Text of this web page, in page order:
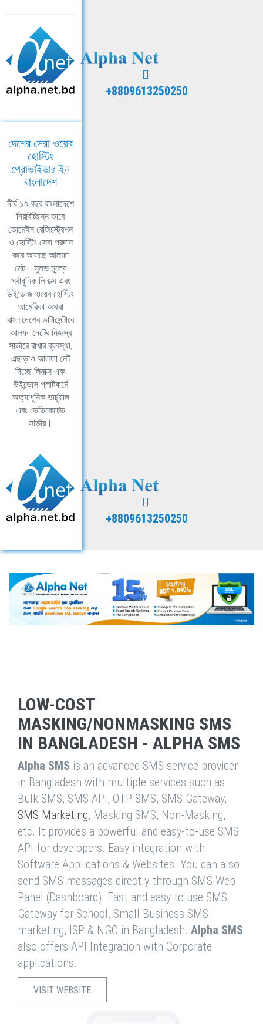
+8809613250250
দেশের সেরা ওয়েব
হোস্টিং
প্রোভাইডার ইন
বাংলাদেশ
দীর্ঘ ১৭ বছর বাংলাদেশে
নিরবিচ্ছিন্ন ভাবে
ডোমেইন রেজিস্ট্রেশন
ও হোস্টিং সেবা প্রদান
করে আসছে আলফা
নেট। সুলভ মূল্যে
সর্বাধুনিক লিনাক্স এবং
উইন্ডোজ ওয়েব হোস্টিং
আমেরিকা অথবা
বাংলাদেশের ডাটাসেন্টারে
আলফা নেটের নিজস্ব
সার্ভারে রাখার ব্যবস্থা,
এছাড়াও আলফা নেট
দিচ্ছে লিনাক্স এবং
উইন্ডোস প্লাটফর্মে
অত্যাধুনিক ভার্চুয়াল
এবং ডেডিকেটেড
সার্ভার।
+8809613250250
LOW-COST
MASKING/NONMASKING SMS
IN BANGLADESH - ALPHA SMS
Alpha SMS is an advanced SMS service provider
in Bangladesh with multiple services such as
Bulk SMS, SMS API, OTP SMS, SMS Gateway,
SMS Marketing, Masking SMS, Non-Masking,
etc. It provides a powerful and easy-to-use SMS
API for developers. Easy integration with
Software Applications & Websites. You can also
send SMS messages directly through SMS Web
Panel (Dashboard). Fast and easy to use SMS
Gateway for School, Small Business SMS
marketing, ISP & NGO in Bangladesh. Alpha SMS
also offers API Integration with Corporate
applications.
VISIT WEBSITE